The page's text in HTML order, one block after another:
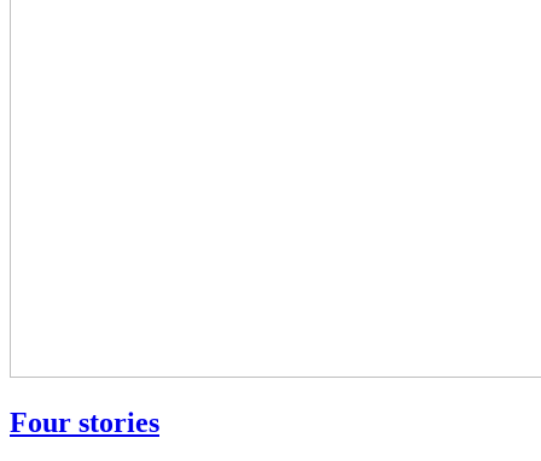
Four stories